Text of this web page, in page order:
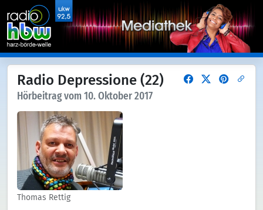
Radio Depressione (22)
Hörbeitrag vom 10. Oktober 2017
Thomas Rettig